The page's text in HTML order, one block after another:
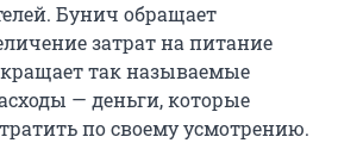
Бунич обращает
затрат на питание
так называемые
— деньги, которые
по своему усмотрению.